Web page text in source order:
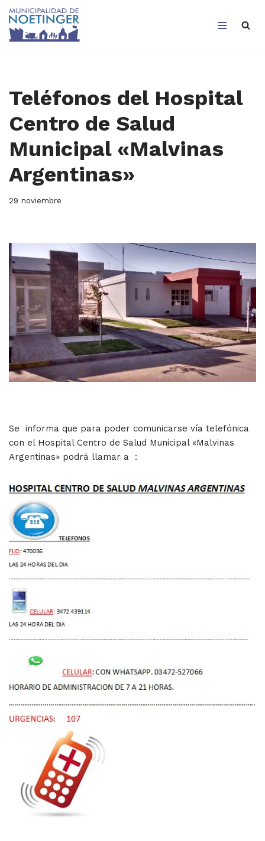
Saltar
Teléfonos del Hospital
Centro de Salud
Municipal «Malvinas
Argentinas»
29 noviembre
Se informa que para poder comunicarse vía telefónica
con el Hospital Centro de Salud Municipal «Malvinas
Argentinas» podrá llamar a :